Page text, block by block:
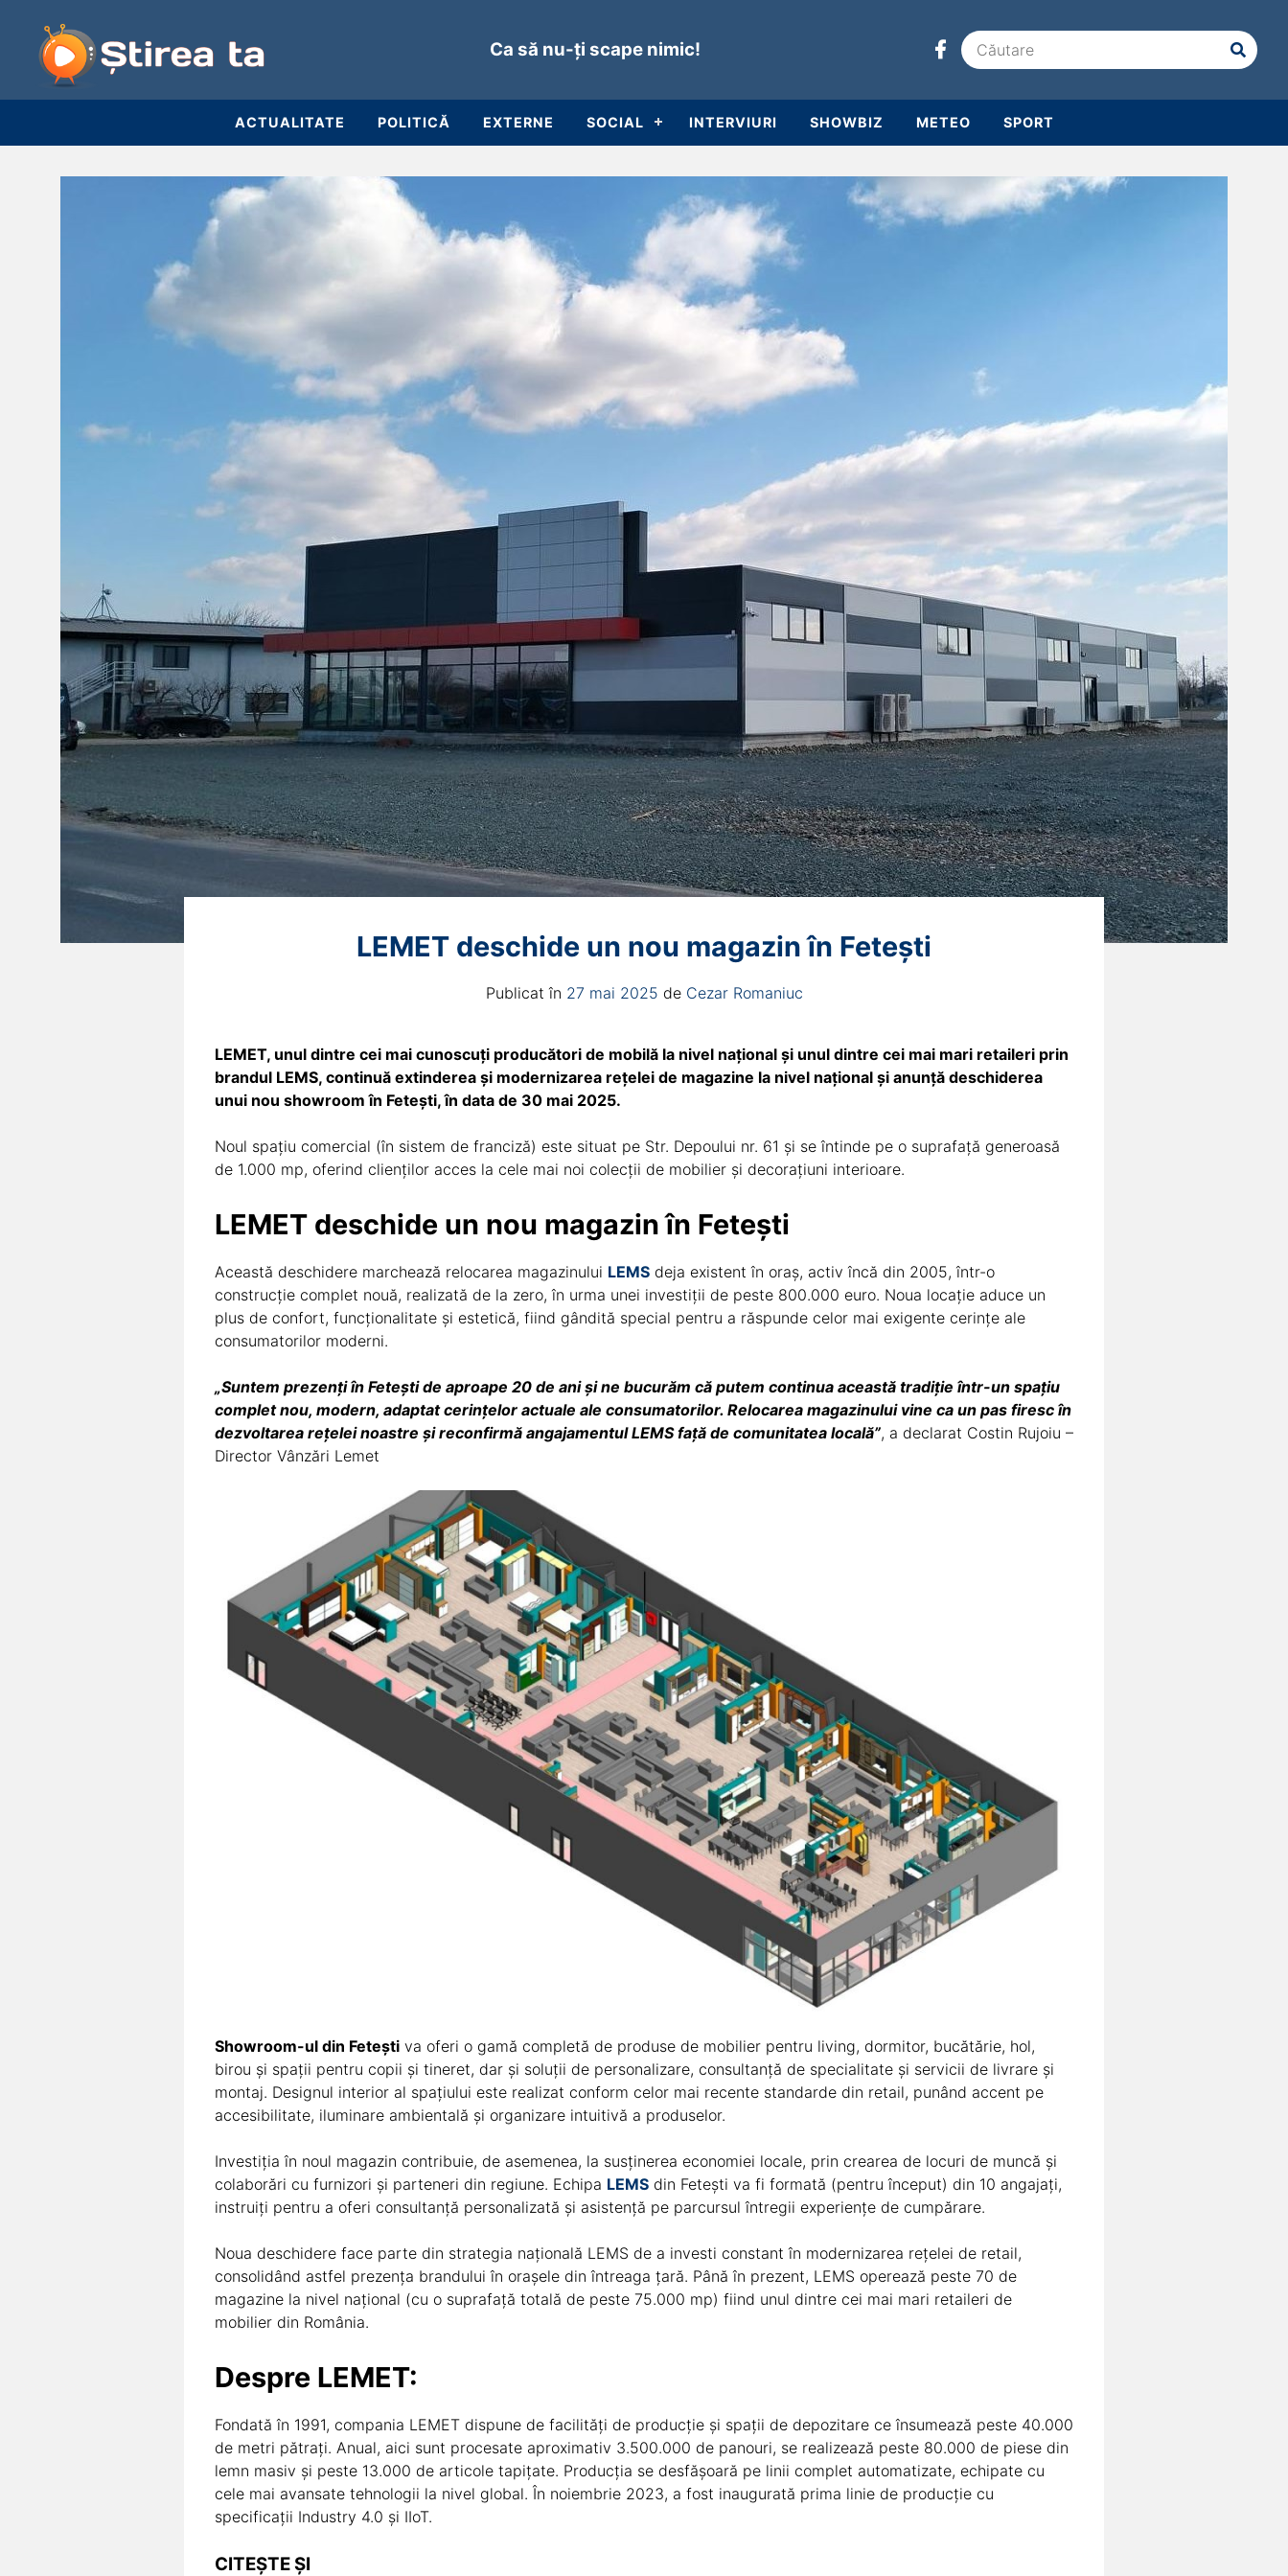
Ca să nu-ți scape nimic!
ACTUALITATE POLITICĂ EXTERNE SOCIAL INTERVIURI SHOWBIZ METEO SPORT
LEMET deschide un nou magazin în Fetești
Publicat în 27 mai 2025 de Cezar Romaniuc
LEMET, unul dintre cei mai cunoscuți producători de mobilă la nivel național și unul dintre cei mai mari retaileri prin
brandul LEMS, continuă extinderea și modernizarea rețelei de magazine la nivel național și anunță deschiderea
unui nou showroom în Fetești, în data de 30 mai 2025.
Noul spațiu comercial (în sistem de franciză) este situat pe Str. Depoului nr. 61 și se întinde pe o suprafață generoasă
de 1.000 mp, oferind clienților acces la cele mai noi colecții de mobilier și decorațiuni interioare.
LEMET deschide un nou magazin în Fetești
Această deschidere marchează relocarea magazinului LEMS deja existent în oraș, activ încă din 2005, într-o
construcție complet nouă, realizată de la zero, în urma unei investiții de peste 800.000 euro. Noua locație aduce un
plus de confort, funcționalitate și estetică, fiind gândită special pentru a răspunde celor mai exigente cerințe ale
consumatorilor moderni.
„Suntem prezenți în Fetești de aproape 20 de ani și ne bucurăm că putem continua această tradiție într-un spațiu
complet nou, modern, adaptat cerințelor actuale ale consumatorilor. Relocarea magazinului vine ca un pas firesc în
dezvoltarea rețelei noastre și reconfirmă angajamentul LEMS față de comunitatea locală”, a declarat Costin Rujoiu –
Director Vânzări Lemet
Showroom-ul din Fetești va oferi o gamă completă de produse de mobilier pentru living, dormitor, bucătărie, hol,
birou și spații pentru copii și tineret, dar și soluții de personalizare, consultanță de specialitate și servicii de livrare și
montaj. Designul interior al spațiului este realizat conform celor mai recente standarde din retail, punând accent pe
accesibilitate, iluminare ambientală și organizare intuitivă a produselor.
Investiția în noul magazin contribuie, de asemenea, la susținerea economiei locale, prin crearea de locuri de muncă și
colaborări cu furnizori și parteneri din regiune. Echipa LEMS din Fetești va fi formată (pentru început) din 10 angajați,
instruiți pentru a oferi consultanță personalizată și asistență pe parcursul întregii experiențe de cumpărare.
Noua deschidere face parte din strategia națională LEMS de a investi constant în modernizarea rețelei de retail,
consolidând astfel prezența brandului în orașele din întreaga țară. Până în prezent, LEMS operează peste 70 de
magazine la nivel național (cu o suprafață totală de peste 75.000 mp) fiind unul dintre cei mai mari retaileri de
mobilier din România.
Despre LEMET:
Fondată în 1991, compania LEMET dispune de facilități de producție și spații de depozitare ce însumează peste 40.000
de metri pătrați. Anual, aici sunt procesate aproximativ 3.500.000 de panouri, se realizează peste 80.000 de piese din
lemn masiv și peste 13.000 de articole tapițate. Producția se desfășoară pe linii complet automatizate, echipate cu
cele mai avansate tehnologii la nivel global. În noiembrie 2023, a fost inaugurată prima linie de producție cu
specificații Industry 4.0 și IIoT.
CITEȘTE ȘI